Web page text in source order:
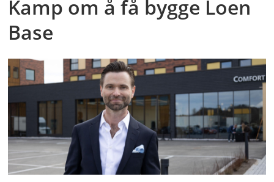
Kamp om å få bygge Loen
Base